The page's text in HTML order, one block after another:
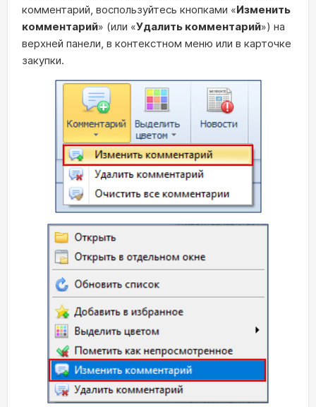
комментарий, воспользуйтесь кнопками «Изменить
комментарий» (или «Удалить комментарий») на
верхней панели, в контекстном меню или в карточке
закупки.